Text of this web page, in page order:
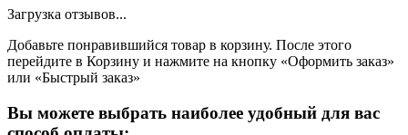
Загрузка отзывов...
Добавьте понравившийся товар в корзину. После этого
перейдите в Корзину и нажмите на кнопку «Оформить заказ»
или «Быстрый заказ»
Вы можете выбрать наиболее удобный для вас